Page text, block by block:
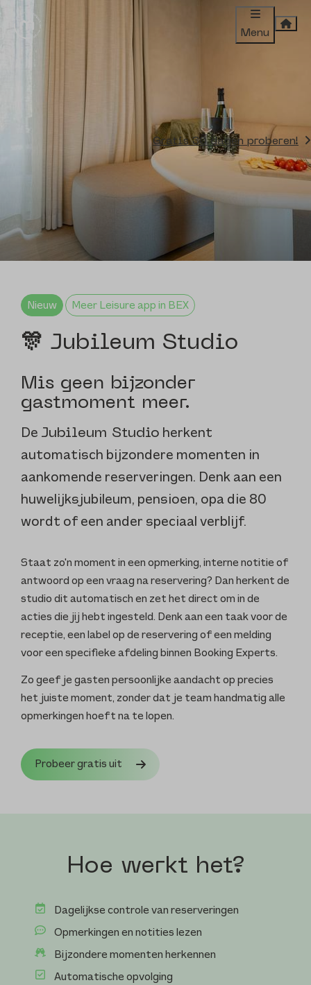
Menu
Gratis 30 dagen proberen!
Nieuw Meer Leisure app in BEX
🎊 Jubileum Studio
Mis geen bijzonder
gastmoment meer.
De Jubileum Studio herkent
automatisch bijzondere momenten in
aankomende reserveringen. Denk aan een
huwelijksjubileum, pensioen, opa die 80
wordt of een ander speciaal verblijf.
Staat zo'n moment in een opmerking, interne notitie of
antwoord op een vraag na reservering? Dan herkent de
studio dit automatisch en zet het direct om in de
acties die jij hebt ingesteld. Denk aan een taak voor de
receptie, een label op de reservering of een melding
voor een specifieke afdeling binnen Booking Experts.
Zo geef je gasten persoonlijke aandacht op precies
het juiste moment, zonder dat je team handmatig alle
opmerkingen hoeft na te lopen.
Probeer gratis uit
Hoe werkt het?
Dagelijkse controle van reserveringen
Opmerkingen en notities lezen
Bijzondere momenten herkennen
Automatische opvolging